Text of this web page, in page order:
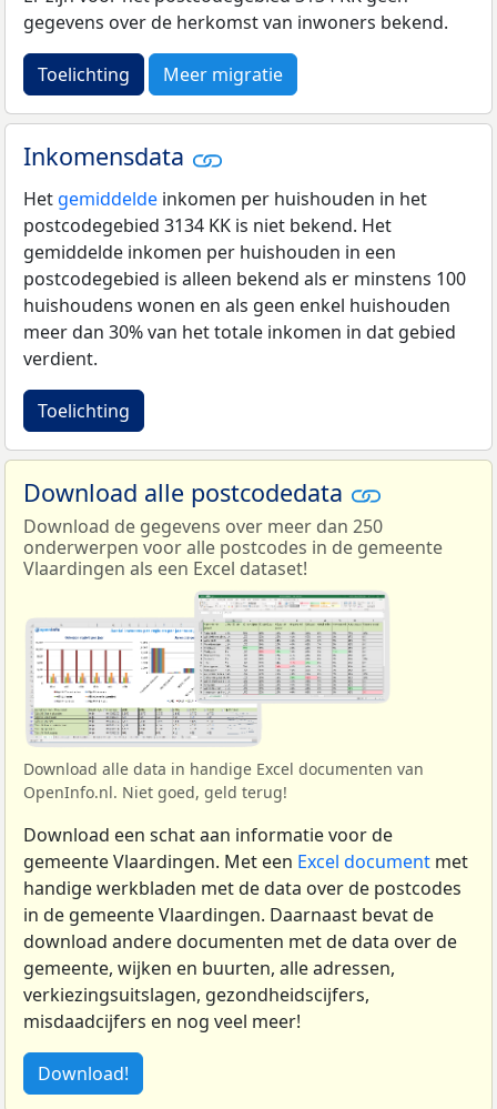
gegevens over de herkomst van inwoners bekend.
Toelichting Meer migratie
Inkomensdata
Het gemiddelde inkomen per huishouden in het
postcodegebied 3134 KK is niet bekend. Het
gemiddelde inkomen per huishouden in een
postcodegebied is alleen bekend als er minstens 100
huishoudens wonen en als geen enkel huishouden
meer dan 30% van het totale inkomen in dat gebied
verdient.
Toelichting
Download alle postcodedata
Download de gegevens over meer dan 250
onderwerpen voor alle postcodes in de gemeente
Vlaardingen als een Excel dataset!
Download alle data in handige Excel documenten van
OpenInfo.nl. Niet goed, geld terug!
Download een schat aan informatie voor de
gemeente Vlaardingen. Met een Excel document met
handige werkbladen met de data over de postcodes
in de gemeente Vlaardingen. Daarnaast bevat de
download andere documenten met de data over de
gemeente, wijken en buurten, alle adressen,
verkiezingsuitslagen, gezondheidscijfers,
misdaadcijfers en nog veel meer!
Download!